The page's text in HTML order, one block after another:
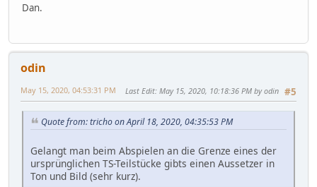
Dan.
odin
#5
May 15, 2020, 04:53:31 PM Last Edit: May 15, 2020, 10:18:36 PM by odin
Quote from: tricho on April 18, 2020, 04:35:53 PM
Gelangt man beim Abspielen an die Grenze eines der
ursprünglichen TS-Teilstücke gibts einen Aussetzer in
Ton und Bild (sehr kurz).